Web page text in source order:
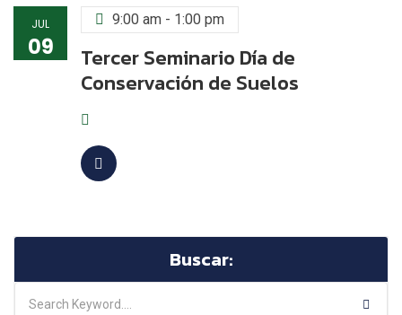
JUL
09
9:00 am - 1:00 pm
Tercer Seminario Día de
Conservación de Suelos
Buscar: